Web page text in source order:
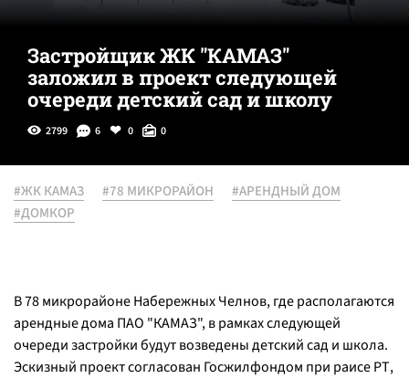
Застройщик ЖК "КАМАЗ"
заложил в проект следующей
очереди детский сад и школу
2799 6 0 0
#ЖК КАМАЗ #78 МИКРОРАЙОН
#АРЕНДНЫЙ ДОМ
#ДОМКОР
В 78 микрорайоне Набережных Челнов, где располагаются
арендные дома ПАО "КАМАЗ", в рамках следующей
очереди застройки будут возведены детский сад и школа.
Эскизный проект согласован Госжилфондом при раисе РТ,